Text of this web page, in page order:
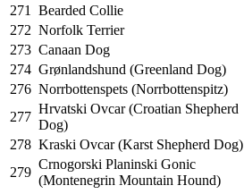
271
Bearded Collie
272 Norfolk Terrier
273 Canaan Dog
274 Grønlandshund (Greenland Dog)
276 Norrbottenspets (Norrbottenspitz)
277
Hrvatski Ovcar (Croatian Shepherd
Dog)
278 Kraski Ovcar (Karst Shepherd Dog)
279
Crnogorski Planinski Gonic
(Montenegrin Mountain Hound)